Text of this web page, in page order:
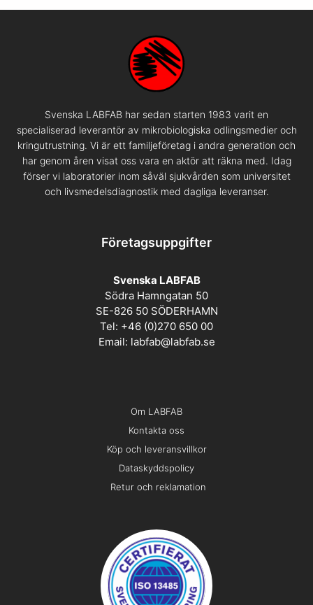
Svenska LABFAB har sedan starten 1983 varit en
specialiserad leverantör av mikrobiologiska odlingsmedier och
kringutrustning. Vi är ett familjeföretag i andra generation och
har genom åren visat oss vara en aktör att räkna med. Idag
förser vi laboratorier inom såväl sjukvården som universitet
och livsmedelsdiagnostik med dagliga leveranser.
Företagsuppgifter
Svenska LABFAB
Södra Hamngatan 50
SE-826 50 SÖDERHAMN
Tel: +46 (0)270 650 00
Email: labfab@labfab.se
Om LABFAB
Kontakta oss
Köp och leveransvillkor
Dataskyddspolicy
Retur och reklamation